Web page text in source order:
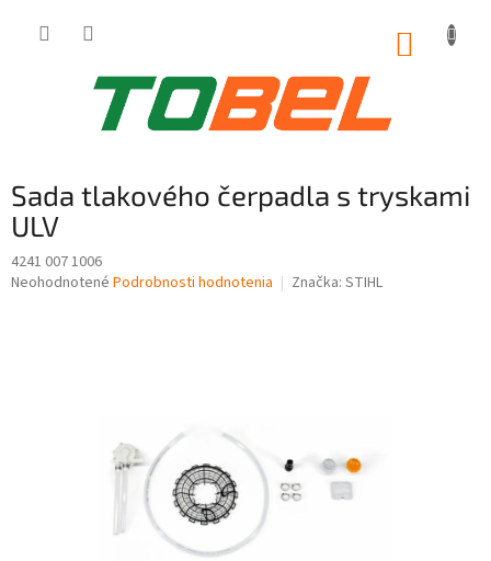
Sada tlakového čerpadla s tryskami
ULV
4241 007 1006
Priemerné
Neohodnotené Podrobnosti hodnotenia Značka: STIHL